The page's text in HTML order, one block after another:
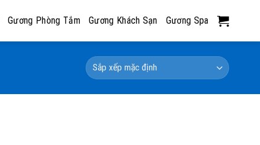
Gương Phòng Tắm Gương Khách Sạn Gương Spa